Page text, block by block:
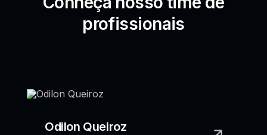
profissionais
Odilon Queiroz